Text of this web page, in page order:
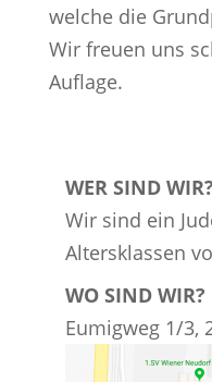
welche die
Wir freuen uns
Auflage.
WER SIND WIR?
Wir sind ein
Altersklassen
WO SIND WIR?
Eumigweg 1/3,